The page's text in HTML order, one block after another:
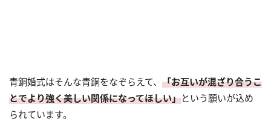
青銅婚式はそんな青銅をなぞらえて、 「お互いが混ざり合うこ
とでより強く美しい関係になってほしい」という願いが込め
られています。